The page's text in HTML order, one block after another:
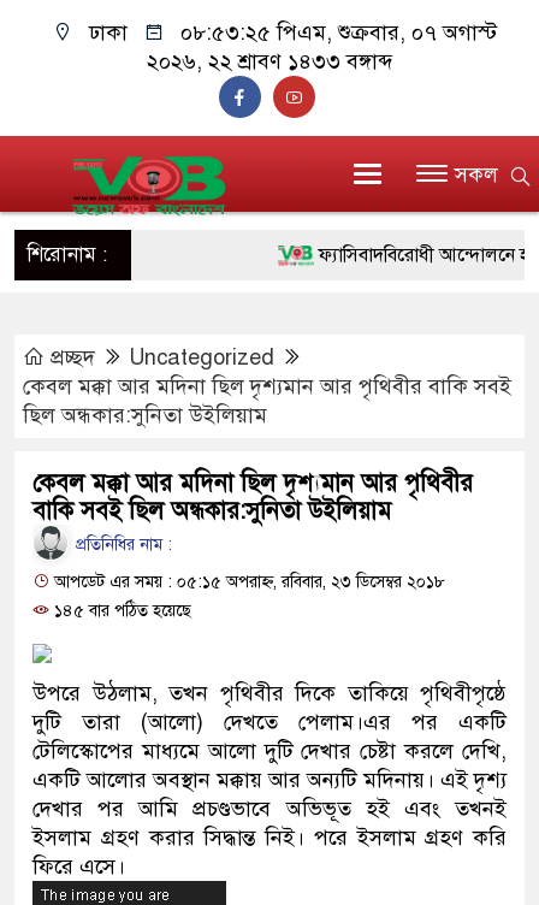
ঢাকা ০৮:৫৩:২৫ পিএম, শুক্রবার, ০৭ অগাস্ট
২০২৬, ২২ শ্রাবণ ১৪৩৩ বঙ্গাব্দ
সকল
শিরোনাম : ফ্যাসিবাদবিরোধী আন্দোলনে
মাননীয় প্রধানমন্ত্রী, মন্ত্রীবর্গ ও
সিল-স্বাক্ষর জালিয়াতি চক্রের পাঁচ
জনগণ পরিবর্তন চেয়েছে বলেই
২৮ লাখ টাকার জাল নোটসহ
থানা পুলিশ
যেকোনো সময় বেনজীরের প্রত্যাবর্তন
প্রচ্ছদ
Uncategorized
কেবল মক্কা আর মদিনা ছিল দৃশ্যমান আর পৃথিবীর বাকি সবই
ছিল অন্ধকার:সুনিতা উইলিয়াম
কেবল মক্কা আর মদিনা ছিল দৃশ্যমান আর পৃথিবীর
বাকি সবই ছিল অন্ধকার:সুনিতা উইলিয়াম
প্রতিনিধির নাম :
আপডেট এর সময় : ০৫:১৫ অপরাহ্ন, রবিবার, ২৩ ডিসেম্বর ২০১৮
১৪৫ বার পঠিত হয়েছে
উপরে উঠলাম, তখন পৃথিবীর দিকে তাকিয়ে পৃথিবীপৃষ্ঠে
দুটি তারা (আলো) দেখতে পেলাম।এর পর একটি
টেলিস্কোপের মাধ্যমে আলো দুটি দেখার চেষ্টা করলে দেখি,
একটি আলোর অবস্থান মক্কায় আর অন্যটি মদিনায়। এই দৃশ্য
দেখার পর আমি প্রচণ্ডভাবে অভিভূত হই এবং তখনই
ইসলাম গ্রহণ করার সিদ্ধান্ত নিই। পরে ইসলাম গ্রহণ করি
ফিরে এসে।